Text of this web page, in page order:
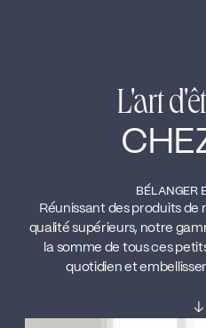
L'art
BÉLANGER
Réunissant des produits
qualité supérieurs, notre
la somme de tous ces
quotidien et
↓